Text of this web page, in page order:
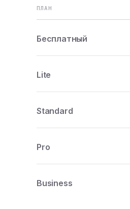
ПЛАН
Бесплатный
Lite
Standard
Pro
Business